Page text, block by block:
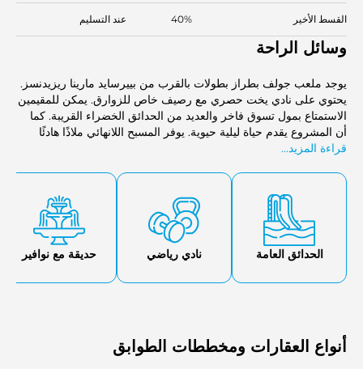
القسط الأخير 40% عند التسليم
وسائل الراحة
يوجد ملعب جولف بطراز بطولات بالقرب من بييرسايد مارينا ريزيدنسز.
يحتوي على نادي يخت حصري مع رصيف خاص للزوارق. يمكن للمقيمين
الاستمتاع بمول تسوق فاخر والعديد من الحدائق الخضراء القريبة. كما
أن المشروع يقدم حياة ليلية حيوية. يوفر المسبح اللانهائي ملاذًا هادئًا
يضيف إلى أسلوب الحياة الفاخر على الواجهة البحرية.
قراءة المزيد...
الحدائق العامة نادي رياضي حديقة مع نوافير
أنواع العقارات ومخططات الطوابق